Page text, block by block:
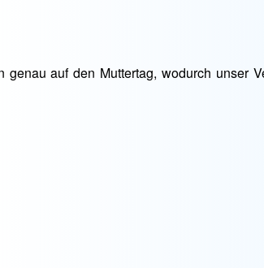
auf den Muttertag, wodurch unser